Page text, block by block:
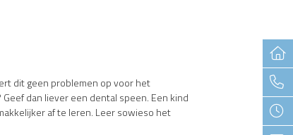
dit geen problemen op voor het
dan liever een dental speen. Een kind
af te leren. Leer sowieso het